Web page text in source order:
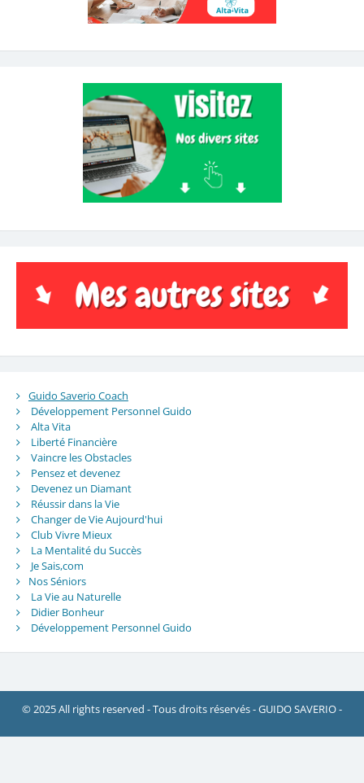
Guido Saverio Coach
Développement Personnel Guido
Alta Vita
Liberté Financière
Vaincre les Obstacles
Pensez et devenez
Devenez un Diamant
Réussir dans la Vie
Changer de Vie Aujourd'hui
Club Vivre Mieux
La Mentalité du Succès
Je Sais,com
Nos Séniors
La Vie au Naturelle
Didier Bonheur
Développement Personnel Guido
© 2025 All rights reserved - Tous droits réservés - GUIDO SAVERIO -